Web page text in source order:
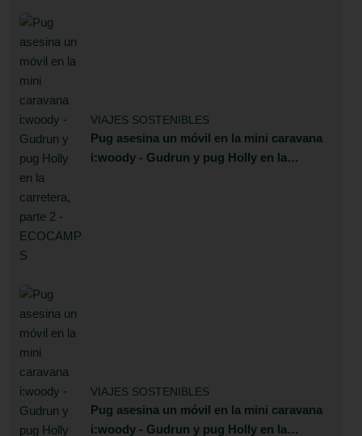
VIAJES SOSTENIBLES
Pug asesina un móvil en la mini caravana
i:woody - Gudrun y pug Holly en la
VIAJES SOSTENIBLES
Pug asesina un móvil en la mini caravana
i:woody - Gudrun y pug Holly en la